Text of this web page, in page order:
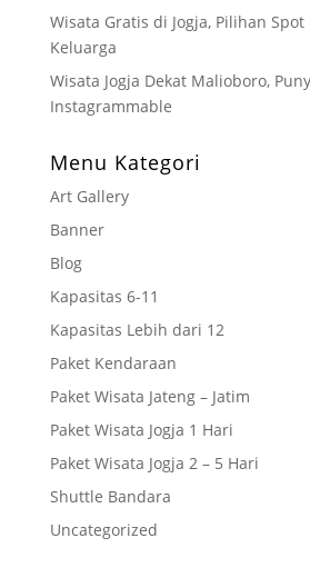
Wisata Gratis di Jogja, Pilihan
Keluarga
Wisata Jogja Dekat Malioboro,
Instagrammable
Menu Kategori
Art Gallery
Banner
Blog
Kapasitas 6-11
Kapasitas Lebih dari 12
Paket Kendaraan
Paket Wisata Jateng – Jatim
Paket Wisata Jogja 1 Hari
Paket Wisata Jogja 2 – 5 Hari
Shuttle Bandara
Uncategorized